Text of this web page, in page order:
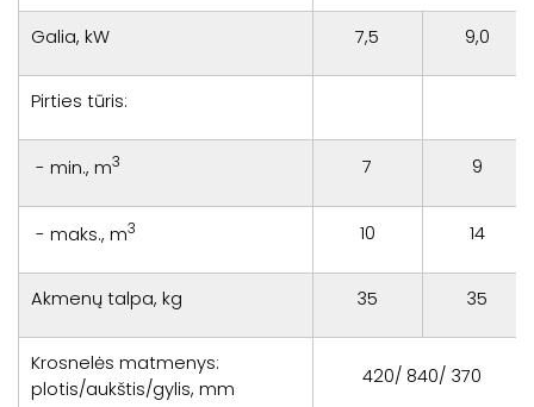
Galia, kW 7,5 9,0
Pirties tūris:
- min., m3 7 9
- maks., m3 10 14
Akmenų talpa, kg 35 35
Krosnelės matmenys:
plotis/aukštis/gylis, mm
420/ 840/ 370